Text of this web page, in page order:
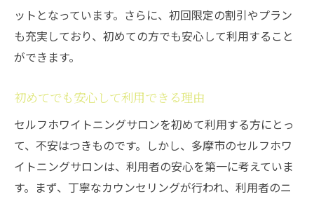
ットとなっています。さらに、初回限定の割引やプラン
も充実しており、初めての方でも安心して利用すること
ができます。
初めてでも安心して利用できる理由
セルフホワイトニングサロンを初めて利用する方にとっ
て、不安はつきものです。しかし、多摩市のセルフホワ
イトニングサロンは、利用者の安心を第一に考えていま
す。まず、丁寧なカウンセリングが行われ、利用者のニ